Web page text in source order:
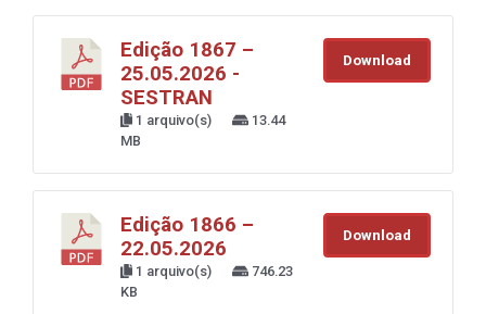
Edição 1867 –
25.05.2026 -
SESTRAN
1 arquivo(s)
13.44
MB
Download
Edição 1866 –
22.05.2026
1 arquivo(s)
746.23
KB
Download